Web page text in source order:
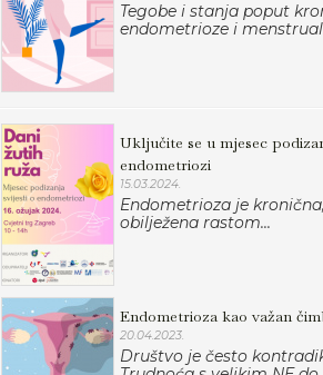
Tegobe i stanja poput
endometrioze i
Uključite se u mjesec
endometriozi
15.03.2024.
Endometrioza je
obilježena rastom...
Endometrioza kao važan
20.04.2023.
Društvo je često